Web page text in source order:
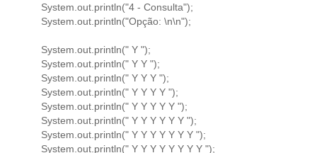
System.out.println("4 - Consulta");
System.out.println("Opção: \n\n");
System.out.println(" Y ");
System.out.println(" Y Y ");
System.out.println(" Y Y Y ");
System.out.println(" Y Y Y Y ");
System.out.println(" Y Y Y Y Y ");
System.out.println(" Y Y Y Y Y Y ");
System.out.println(" Y Y Y Y Y Y Y ");
System.out.println(" Y Y Y Y Y Y Y Y ");